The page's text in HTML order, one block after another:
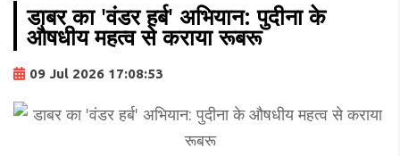
डाबर का 'वंडर हर्ब' अभियान: पुदीना के
औषधीय महत्व से कराया रूबरू
09 Jul 2026 17:08:53